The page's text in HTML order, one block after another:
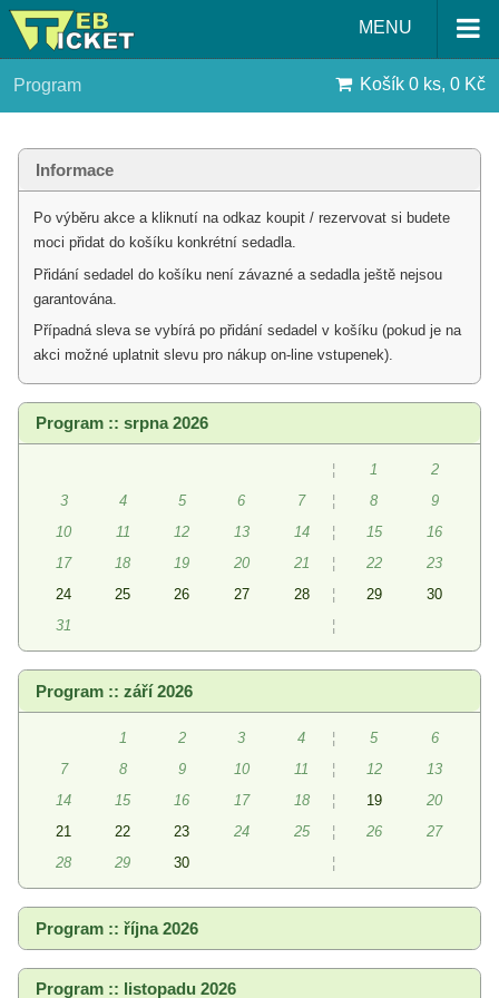
MENU
Program Košík 0 ks, 0 Kč
Informace
Po výběru akce a kliknutí na odkaz koupit / rezervovat si budete
moci přidat do košíku konkrétní sedadla.
Přidání sedadel do košíku není závazné a sedadla ještě nejsou
garantována.
Případná sleva se vybírá po přidání sedadel v košíku (pokud je na
akci možné uplatnit slevu pro nákup on-line vstupenek).
Program :: srpna 2026
¦ 1
2
3
4 5 6 7 ¦ 8
9
10
11 12 13 14 ¦ 15
16
17
18 19 20 21 ¦ 22
23
24
25 26 27 28 ¦ 29
30
31
¦
Program :: září 2026
1 2 3 4 ¦ 5
6
7
8 9 10 11 ¦ 12
13
14
15 16 17 18 ¦ 19
20
21
22 23 24 25 ¦ 26
27
28
29 30 ¦
Program :: října 2026
Program :: listopadu 2026